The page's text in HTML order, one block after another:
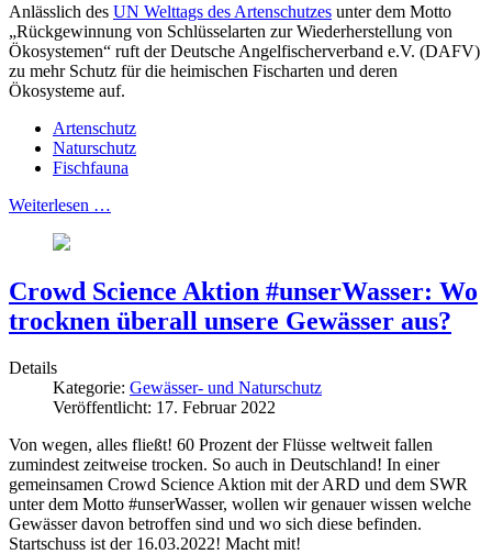
Anlässlich des UN Welttags des Artenschutzes unter dem Motto
„Rückgewinnung von Schlüsselarten zur Wiederherstellung von
Ökosystemen“ ruft der Deutsche Angelfischerverband e.V. (DAFV)
zu mehr Schutz für die heimischen Fischarten und deren
Ökosysteme auf.
Artenschutz
Naturschutz
Fischfauna
Weiterlesen …
Crowd Science Aktion #unserWasser: Wo
trocknen überall unsere Gewässer aus?
Details
Kategorie: Gewässer- und Naturschutz
Veröffentlicht: 17. Februar 2022
Von wegen, alles fließt! 60 Prozent der Flüsse weltweit fallen
zumindest zeitweise trocken. So auch in Deutschland! In einer
gemeinsamen Crowd Science Aktion mit der ARD und dem SWR
unter dem Motto #unserWasser, wollen wir genauer wissen welche
Gewässer davon betroffen sind und wo sich diese befinden.
Startschuss ist der 16.03.2022! Macht mit!